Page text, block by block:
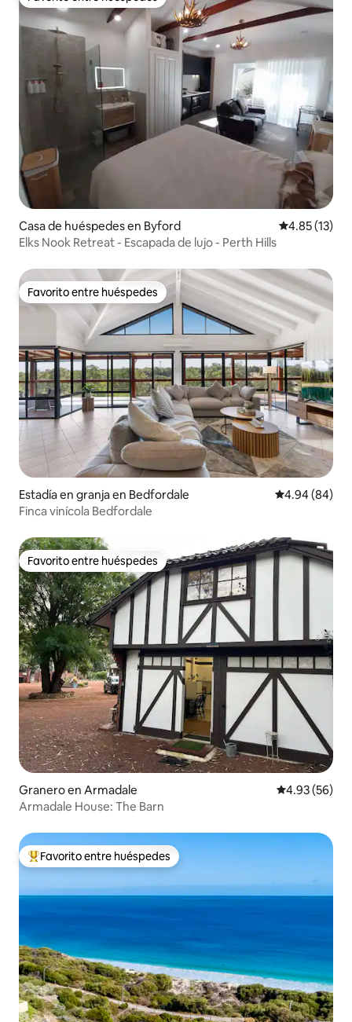
Favorito entre huéspedes
Casa de huéspedes en Byford Calificación
4.85 (13)
Elks Nook Retreat - Escapada de lujo - Perth Hills
Favorito entre huéspedes
Favorito entre huéspedes
Estadía en granja en Bedfordale Calificación
4.94 (84)
Finca vinícola Bedfordale
Favorito entre huéspedes
Favorito entre huéspedes
Granero en Armadale Calificación
4.93 (56)
Armadale House: The Barn
Favorito entre huéspedes preferido
Favorito entre huéspedes